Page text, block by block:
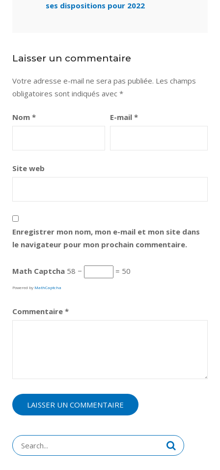
ses dispositions pour 2022
Laisser un commentaire
Votre adresse e-mail ne sera pas publiée. Les champs
obligatoires sont indiqués avec *
Nom * E-mail *
Site web
Enregistrer mon nom, mon e-mail et mon site dans
le navigateur pour mon prochain commentaire.
Math Captcha 58 − = 50
Powered by MathCaptcha
Commentaire *
Search
for: